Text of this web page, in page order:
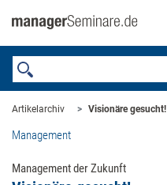
Artikelarchiv Visionäre gesucht!
Management
Management der Zukunft